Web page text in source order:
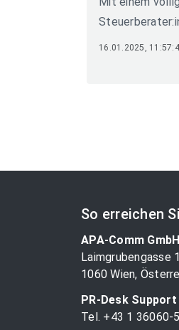
16.01.2025,
So erreichen
APA-Comm GmbH
Laimgrubengasse
1060 Wien,
PR-Desk Support
Tel. +43 1 36060-